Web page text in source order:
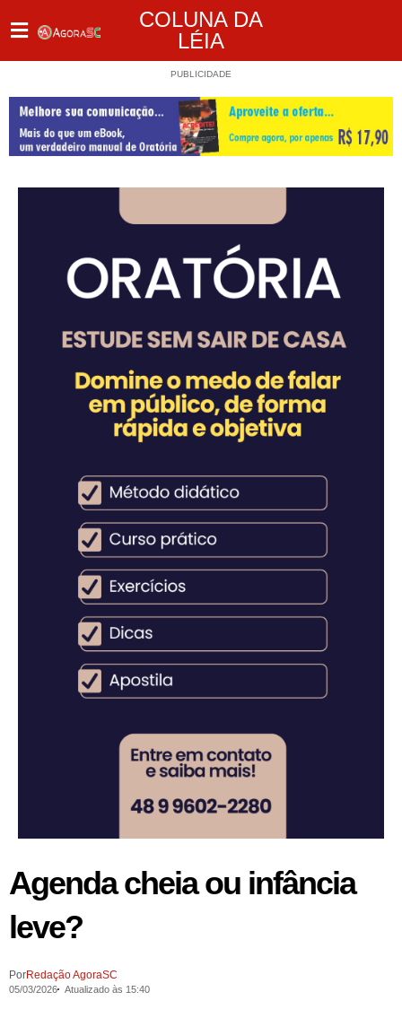
COLUNA DA
LÉIA
PUBLICIDADE
Agenda cheia ou infância
leve?
PorRedação AgoraSC
05/03/2026 Atualizado às 15:40